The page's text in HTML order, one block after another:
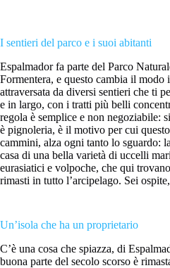
I sentieri del parco e i suoi abitanti
Espalmador fa parte del Parco
Formentera, e questo cambia il modo
attraversata da diversi sentieri che ti
e in largo, con i tratti più belli
regola è semplice e non negoziabile:
è pignoleria, è il motivo per cui
cammini, alza ogni tanto lo sguardo:
casa di una bella varietà di uccelli
eurasiatici e volpoche, che qui
rimasti in tutto l’arcipelago. Sei
Un’isola che ha un proprietario
C’è una cosa che spiazza, di
buona parte del secolo scorso è